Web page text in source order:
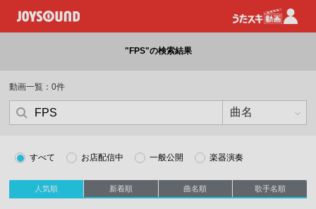
"FPS"の検索結果
動画一覧：0件
すべて お店配信中 一般公開 楽器演奏
人気順 新着順 曲名順 歌手名順